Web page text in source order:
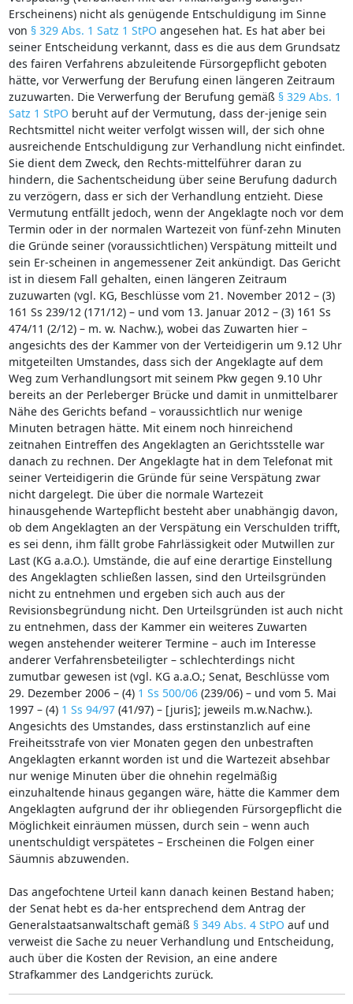
Erscheinens) nicht als genügende Entschuldigung im Sinne
von § 329 Abs. 1 Satz 1 StPO angesehen hat. Es hat aber bei
seiner Entscheidung verkannt, dass es die aus dem Grundsatz
des fairen Verfahrens abzuleitende Fürsorgepflicht geboten
hätte, vor Verwerfung der Berufung einen längeren Zeitraum
zuzuwarten. Die Verwerfung der Berufung gemäß § 329 Abs. 1
Satz 1 StPO beruht auf der Vermutung, dass der-jenige sein
Rechtsmittel nicht weiter verfolgt wissen will, der sich ohne
ausreichende Entschuldigung zur Verhandlung nicht einfindet.
Sie dient dem Zweck, den Rechts-mittelführer daran zu
hindern, die Sachentscheidung über seine Berufung dadurch
zu verzögern, dass er sich der Verhandlung entzieht. Diese
Vermutung entfällt jedoch, wenn der Angeklagte noch vor dem
Termin oder in der normalen Wartezeit von fünf-zehn Minuten
die Gründe seiner (voraussichtlichen) Verspätung mitteilt und
sein Er-scheinen in angemessener Zeit ankündigt. Das Gericht
ist in diesem Fall gehalten, einen längeren Zeitraum
zuzuwarten (vgl. KG, Beschlüsse vom 21. November 2012 – (3)
161 Ss 239/12 (171/12) – und vom 13. Januar 2012 – (3) 161 Ss
474/11 (2/12) – m. w. Nachw.), wobei das Zuwarten hier –
angesichts des der Kammer von der Verteidigerin um 9.12 Uhr
mitgeteilten Umstandes, dass sich der Angeklagte auf dem
Weg zum Verhandlungsort mit seinem Pkw gegen 9.10 Uhr
bereits an der Perleberger Brücke und damit in unmittelbarer
Nähe des Gerichts befand – voraussichtlich nur wenige
Minuten betragen hätte. Mit einem noch hinreichend
zeitnahen Eintreffen des Angeklagten an Gerichtsstelle war
danach zu rechnen. Der Angeklagte hat in dem Telefonat mit
seiner Verteidigerin die Gründe für seine Verspätung zwar
nicht dargelegt. Die über die normale Wartezeit
hinausgehende Wartepflicht besteht aber unabhängig davon,
ob dem Angeklagten an der Verspätung ein Verschulden trifft,
es sei denn, ihm fällt grobe Fahrlässigkeit oder Mutwillen zur
Last (KG a.a.O.). Umstände, die auf eine derartige Einstellung
des Angeklagten schließen lassen, sind den Urteilsgründen
nicht zu entnehmen und ergeben sich auch aus der
Revisionsbegründung nicht. Den Urteilsgründen ist auch nicht
zu entnehmen, dass der Kammer ein weiteres Zuwarten
wegen anstehender weiterer Termine – auch im Interesse
anderer Verfahrensbeteiligter – schlechterdings nicht
zumutbar gewesen ist (vgl. KG a.a.O.; Senat, Beschlüsse vom
29. Dezember 2006 – (4) 1 Ss 500/06(239/06) – und vom 5. Mai
1997 – (4) 1 Ss 94/97(41/97) – [juris]; jeweils m.w.Nachw.).
Angesichts des Umstandes, dass erstinstanzlich auf eine
Freiheitsstrafe von vier Monaten gegen den unbestraften
Angeklagten erkannt worden ist und die Wartezeit absehbar
nur wenige Minuten über die ohnehin regelmäßig
einzuhaltende hinaus gegangen wäre, hätte die Kammer dem
Angeklagten aufgrund der ihr obliegenden Fürsorgepflicht die
Möglichkeit einräumen müssen, durch sein – wenn auch
unentschuldigt verspätetes – Erscheinen die Folgen einer
Säumnis abzuwenden.
Das angefochtene Urteil kann danach keinen Bestand haben;
der Senat hebt es da-her entsprechend dem Antrag der
Generalstaatsanwaltschaft gemäß § 349 Abs. 4 StPO auf und
verweist die Sache zu neuer Verhandlung und Entscheidung,
auch über die Kosten der Revision, an eine andere
Strafkammer des Landgerichts zurück.